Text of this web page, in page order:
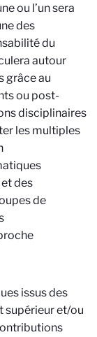
ou l’un sera
des
du
autour
grâce au
ou post-
disciplinaires
les multiples
des
de
issus des
supérieur et/ou